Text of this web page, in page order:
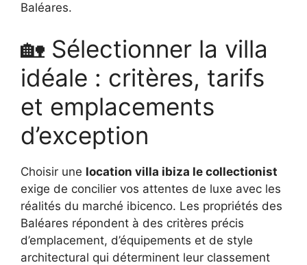
Baléares.
🏡 Sélectionner la villa
idéale : critères, tarifs
et emplacements
d’exception
Choisir une location villa ibiza le collectionist
exige de concilier vos attentes de luxe avec les
réalités du marché ibicenco. Les propriétés des
Baléares répondent à des critères précis
d’emplacement, d’équipements et de style
architectural qui déterminent leur classement